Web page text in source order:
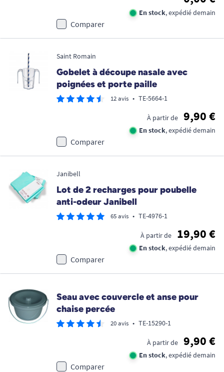
En stock, expédié demain
Comparer
Saint Romain
Gobelet à découpe nasale avec
poignées et porte paille
12 avis • TE-5664-1
À partir de 9,90 €
En stock, expédié demain
Comparer
Janibell
Lot de 2 recharges pour poubelle
anti-odeur Janibell
65 avis • TE-4976-1
À partir de 19,90 €
En stock, expédié demain
Comparer
Seau avec couvercle et anse pour
chaise percée
20 avis • TE-15290-1
À partir de 9,90 €
En stock, expédié demain
Comparer